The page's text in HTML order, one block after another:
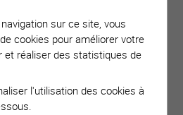
sur ce site, vous
cookies pour améliorer votre
et réaliser des statistiques de
l'utilisation des cookies à